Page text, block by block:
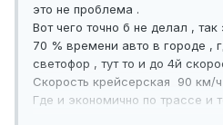
это не проблема .
Вот чего точно б не делал , так
70 % времени авто в городе ,
светофор , тут то и до 4й
Скорость крейсерская 90 км/ч
Где и экономично по трассе и